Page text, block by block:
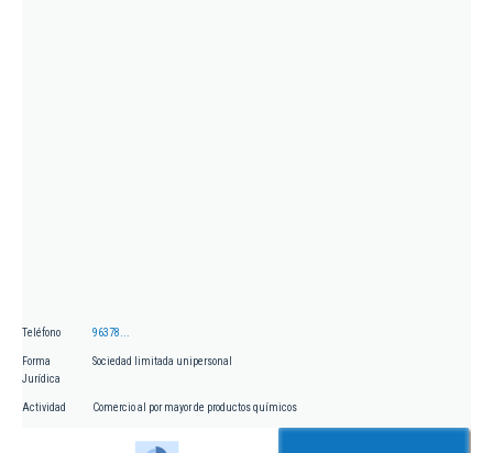
Teléfono 96378...
Forma
Jurídica
Sociedad limitada unipersonal
Actividad Comercio al por mayor de productos químicos